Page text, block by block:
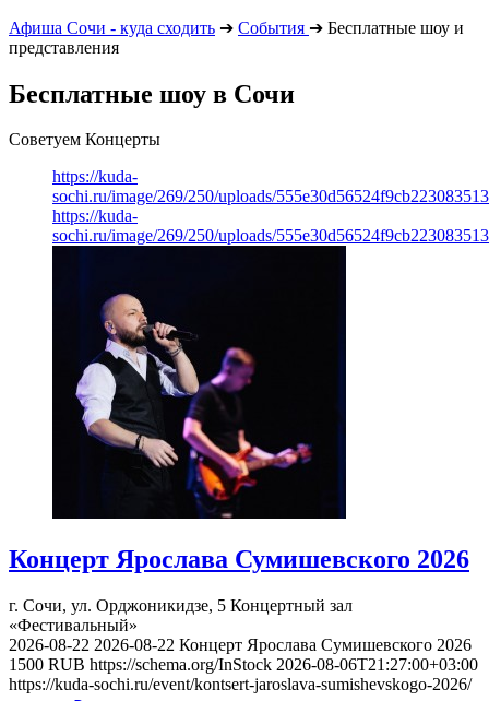
Афиша Сочи - куда сходить ➔ События ➔ Бесплатные шоу и
представления
Бесплатные шоу в Сочи
Советуем Концерты
https://kuda-
sochi.ru/image/269/250/uploads/
https://kuda-
sochi.ru/image/269/250/uploads/
Концерт Ярослава Сумишевского 2026
г. Сочи, ул. Орджоникидзе, 5 Концертный зал
«Фестивальный»
2026-08-22 2026-08-22 Концерт Ярослава Сумишевского 2026
1500 RUB https://schema.org/InStock 2026-08-06T21:27:00+03:00
https://kuda-sochi.ru/event/kontsert-jaroslava-sumishevskogo-2026/